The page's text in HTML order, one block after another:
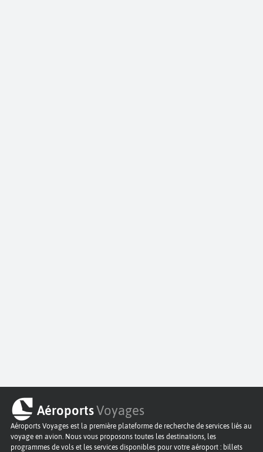
AéroportsVoyages
Aéroports Voyages est la première plateforme de recherche de services liés au
voyage en avion. Nous vous proposons toutes les destinations, les
programmes de vols et les services disponibles pour votre aéroport : billets